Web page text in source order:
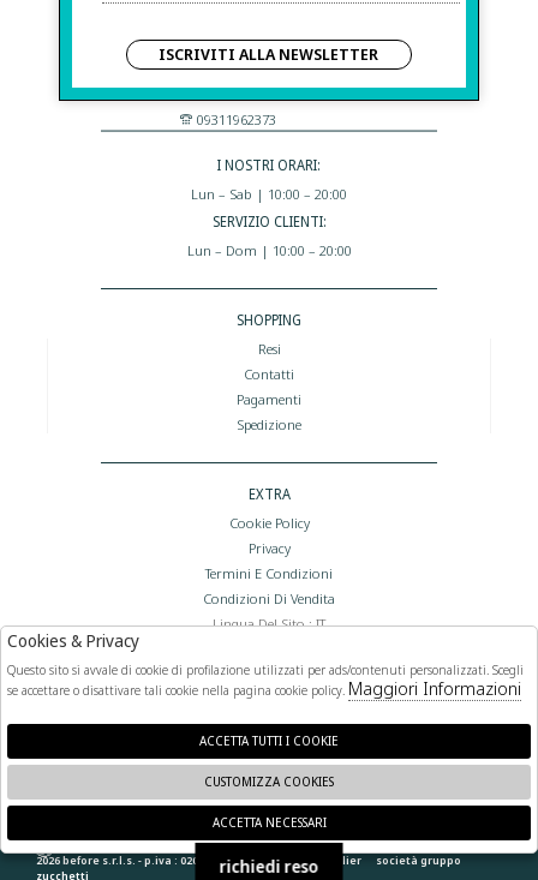
Before S.r.l.s.
Via Della Maestranza , 23
96100 Siracusa - Italia
Eshop@apiedinudinelparcoboutique.com
09311962373
I NOSTRI ORARI:
Lun – Sab | 10:00 – 20:00
SERVIZIO CLIENTI:
Lun – Dom | 10:00 – 20:00
SHOPPING
Resi
Contatti
Pagamenti
Spedizione
EXTRA
Cookie Policy
Privacy
Termini E Condizioni
Condizioni Di Vendita
Lingua Del Sito : IT
FOLLOW US
2026 before s.r.l.s. - p.iva : 02066400892 powered by atelier società gruppo
zucchetti
🍪
ISCRIVITI ALLA NEWSLETTER
richiedi reso
Cookies & Privacy
Questo sito si avvale di cookie di profilazione utilizzati per ads/contenuti personalizzati. Scegli
se accettare o disattivare tali cookie nella pagina cookie policy. Maggiori Informazioni
ACCETTA TUTTI I COOKIE
CUSTOMIZZA COOKIES
ACCETTA NECESSARI